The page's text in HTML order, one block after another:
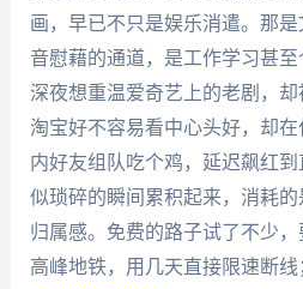
画，早已不只是娱乐消遣。那
音慰藉的通道，是工作学习甚至
深夜想重温爱奇艺上的老剧，却
淘宝好不容易看中心头好，却
内好友组队吃个鸡，延迟飙红
似琐碎的瞬间累积起来，消耗
归属感。免费的路子试了不少
高峰地铁，用几天直接限速断线